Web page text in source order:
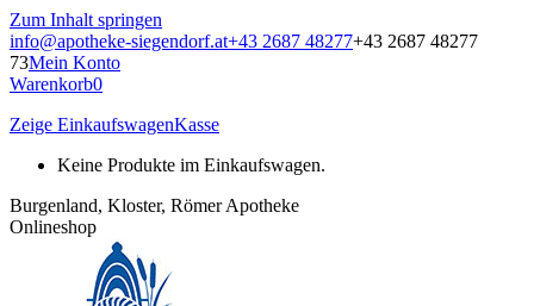
Zum Inhalt springen
info@apotheke-siegendorf.at+43 2687 48277+43 2687 48277
73Mein Konto
Warenkorb0
Zeige EinkaufswagenKasse
Keine Produkte im Einkaufswagen.
Burgenland, Kloster, Römer Apotheke
Onlineshop